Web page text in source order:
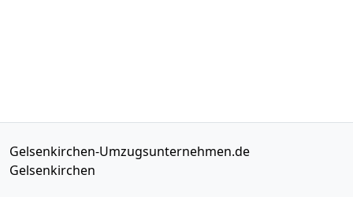
Gelsenkirchen-Umzugsunternehmen.de
Gelsenkirchen